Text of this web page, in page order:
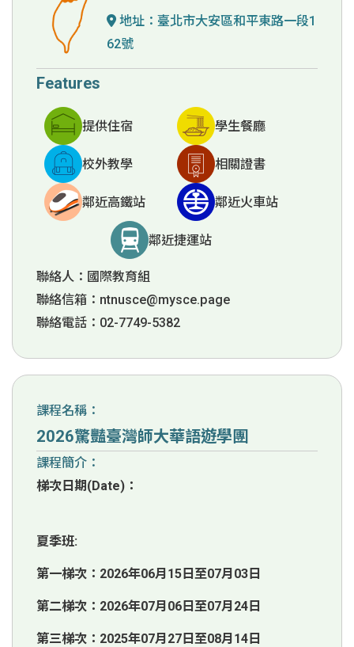
地址： 臺北市大安區和平東路一段1
62號
Features
提供住宿 學生餐廳
校外教學 相關證書
鄰近高鐵站 鄰近火車站
鄰近捷運站
聯絡人：國際教育組
聯絡信箱： ntnusce@mysce.page
聯絡電話：02-7749-5382
課程名稱：
2026驚豔臺灣師大華語遊學團
課程簡介：
梯次日期(Date)：
夏季班:
第一梯次：2026年06月15日至07月03日
第二梯次：2026年07月06日至07月24日
第三梯次：2025年07月27日至08月14日